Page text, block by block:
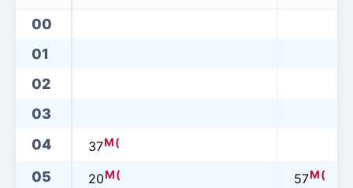
00
01
02
03
04
37M(
05 20M( 57M(